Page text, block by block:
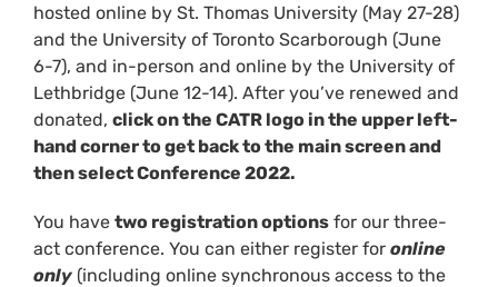
hosted online by St. Thomas University (May 27-28)
and the University of Toronto Scarborough (June
6-7), and in-person and online by the University of
Lethbridge (June 12-14). After you’ve renewed and
donated, click on the CATR logo in the upper left-
hand corner to get back to the main screen and
then select Conference 2022.
You have two registration options for our three-
act conference. You can either register for online
only (including online synchronous access to the